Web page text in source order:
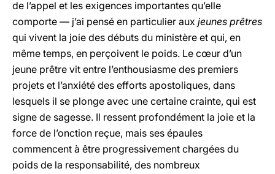
de l’appel et les exigences importantes qu’elle
comporte — j’ai pensé en particulier aux jeunes prêtres
qui vivent la joie des débuts du ministère et qui, en
même temps, en perçoivent le poids. Le cœur d’un
jeune prêtre vit entre l’enthousiasme des premiers
projets et l’anxiété des efforts apostoliques, dans
lesquels il se plonge avec une certaine crainte, qui est
signe de sagesse. Il ressent profondément la joie et la
force de l’onction reçue, mais ses épaules
commencent à être progressivement chargées du
poids de la responsabilité, des nombreux